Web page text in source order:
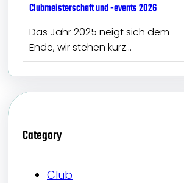
Clubmeisterschaft und -events 2026
Das Jahr 2025 neigt sich dem
Ende, wir stehen kurz…
Category
Club